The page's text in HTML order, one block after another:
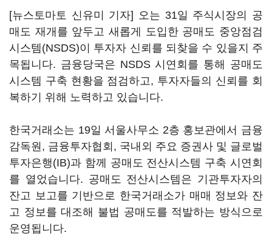
[뉴스토마토 신유미 기자] 오는 31일 주식시장의 공
매도 재개를 앞두고 새롭게 도입한 공매도 중앙점검
시스템(NSDS)이 투자자 신뢰를 되찾을 수 있을지 주
목됩니다. 금융당국은 NSDS 시연회를 통해 공매도
시스템 구축 현황을 점검하고, 투자자들의 신뢰를 회
복하기 위해 노력하고 있습니다.
한국거래소는 19일 서울사무소 2층 홍보관에서 금융
감독원, 금융투자협회, 국내외 주요 증권사 및 글로벌
투자은행(IB)과 함께 공매도 전산시스템 구축 시연회
를 열었습니다. 공매도 전산시스템은 기관투자자의
잔고 보고를 기반으로 한국거래소가 매매 정보와 잔
고 정보를 대조해 불법 공매도를 적발하는 방식으로
운영됩니다.